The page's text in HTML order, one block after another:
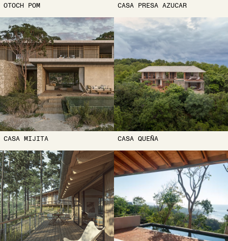
OTOCH POM CASA PRESA AZUCAR
CASA MIJITA CASA QUEÑA